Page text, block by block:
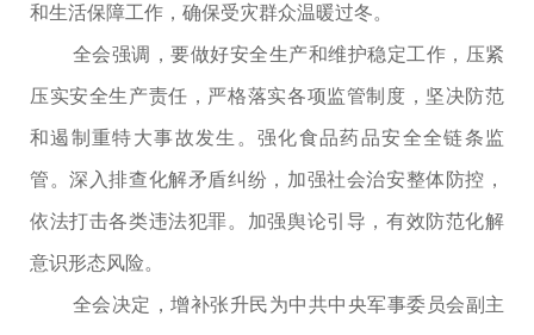
和生活保障工作，确保受灾群众温暖过冬。
全会强调，要做好安全生产和维护稳定工作，压紧
压实安全生产责任，严格落实各项监管制度，坚决防范
和遏制重特大事故发生。强化食品药品安全全链条监
管。深入排查化解矛盾纠纷，加强社会治安整体防控，
依法打击各类违法犯罪。加强舆论引导，有效防范化解
意识形态风险。
全会决定，增补张升民为中共中央军事委员会副主